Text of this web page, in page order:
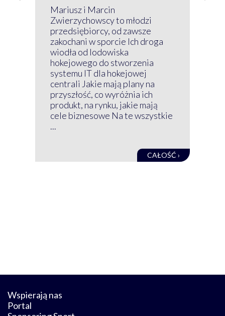
Mariusz i Marcin
Zwierzychowscy to młodzi
przedsiębiorcy, od zawsze
zakochani w sporcie Ich droga
wiodła od lodowiska
hokejowego do stworzenia
systemu IT dla hokejowej
centrali Jakie mają plany na
przyszłość, co wyróżnia ich
produkt, na rynku, jakie mają
cele biznesowe Na te wszystkie
...
CAŁOŚĆ ›
Wspierają nas
Portal